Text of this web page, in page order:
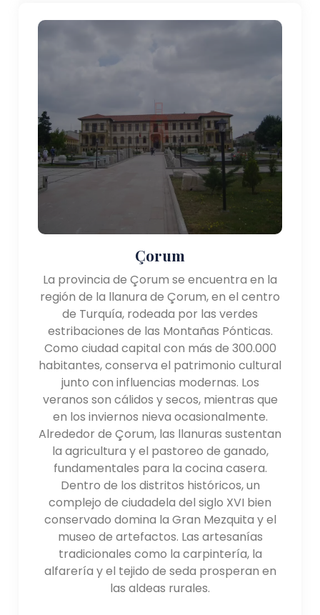
Çorum
La provincia de Çorum se encuentra en la
región de la llanura de Çorum, en el centro
de Turquía, rodeada por las verdes
estribaciones de las Montañas Pónticas.
Como ciudad capital con más de 300.000
habitantes, conserva el patrimonio cultural
junto con influencias modernas. Los
veranos son cálidos y secos, mientras que
en los inviernos nieva ocasionalmente.
Alrededor de Çorum, las llanuras sustentan
la agricultura y el pastoreo de ganado,
fundamentales para la cocina casera.
Dentro de los distritos históricos, un
complejo de ciudadela del siglo XVI bien
conservado domina la Gran Mezquita y el
museo de artefactos. Las artesanías
tradicionales como la carpintería, la
alfarería y el tejido de seda prosperan en
las aldeas rurales.